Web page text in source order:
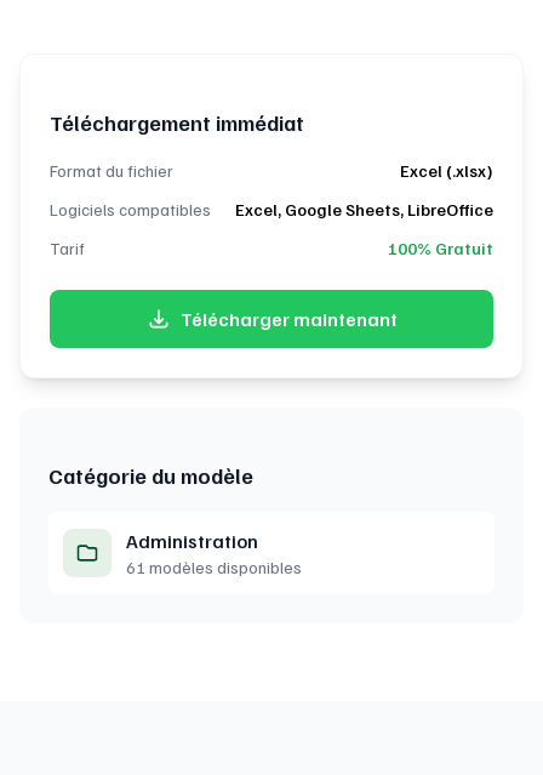
Téléchargement immédiat
Format du fichier
Excel (.xlsx)
Logiciels compatibles
Excel, Google Sheets, LibreOffice
Tarif
100% Gratuit
Télécharger maintenant
Catégorie du modèle
Administration
61 modèles disponibles